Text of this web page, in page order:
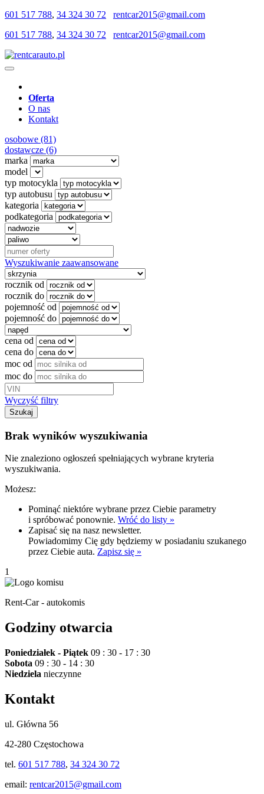
601 517 788, 34 324 30 72
rentcar2015@gmail.com
601 517 788, 34 324 30 72 rentcar2015@gmail.com
Oferta
O nas
Kontakt
osobowe (81)
dostawcze (6)
marka
model
typ motocykla
typ autobusu
kategoria
podkategoria
Wyszukiwanie zaawansowane
rocznik od
rocznik do
pojemność od
pojemność do
cena od
cena do
moc od
moc do
Wyczyść filtry
Szukaj
Brak wyników wyszukiwania
Nie znaleziono ogłoszeń spełniających wybrane kryteria
wyszukiwania.
Możesz:
Pominąć niektóre wybrane przez Ciebie parametry
i spróbować ponownie. Wróć do listy »
Zapisać się na nasz newsletter.
Powiadomimy Cię gdy będziemy w posiadaniu szukanego
przez Ciebie auta. Zapisz się »
1
Rent-Car - autokomis
Godziny otwarcia
Poniedziałek - Piątek 09 : 30 - 17 : 30
Sobota 09 : 30 - 14 : 30
Niedziela nieczynne
Kontakt
ul. Główna 56
42-280 Częstochowa
tel. 601 517 788, 34 324 30 72
email: rentcar2015@gmail.com